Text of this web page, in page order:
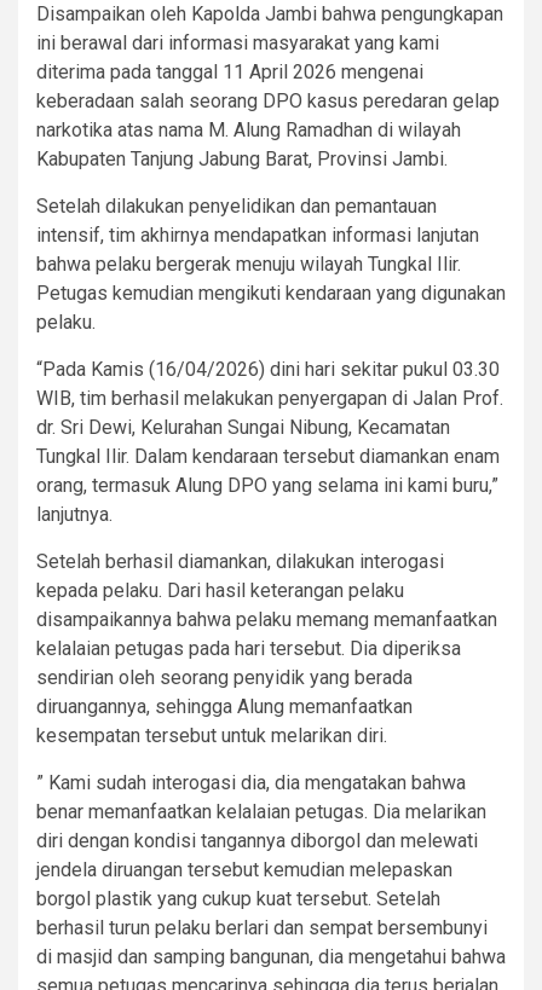
Disampaikan oleh Kapolda Jambi bahwa pengungkapan
ini berawal dari informasi masyarakat yang kami
diterima pada tanggal 11 April 2026 mengenai
keberadaan salah seorang DPO kasus peredaran gelap
narkotika atas nama M. Alung Ramadhan di wilayah
Kabupaten Tanjung Jabung Barat, Provinsi Jambi.
Setelah dilakukan penyelidikan dan pemantauan
intensif, tim akhirnya mendapatkan informasi lanjutan
bahwa pelaku bergerak menuju wilayah Tungkal Ilir.
Petugas kemudian mengikuti kendaraan yang digunakan
pelaku.
“Pada Kamis (16/04/2026) dini hari sekitar pukul 03.30
WIB, tim berhasil melakukan penyergapan di Jalan Prof.
dr. Sri Dewi, Kelurahan Sungai Nibung, Kecamatan
Tungkal Ilir. Dalam kendaraan tersebut diamankan enam
orang, termasuk Alung DPO yang selama ini kami buru,”
lanjutnya.
Setelah berhasil diamankan, dilakukan interogasi
kepada pelaku. Dari hasil keterangan pelaku
disampaikannya bahwa pelaku memang memanfaatkan
kelalaian petugas pada hari tersebut. Dia diperiksa
sendirian oleh seorang penyidik yang berada
diruangannya, sehingga Alung memanfaatkan
kesempatan tersebut untuk melarikan diri.
” Kami sudah interogasi dia, dia mengatakan bahwa
benar memanfaatkan kelalaian petugas. Dia melarikan
diri dengan kondisi tangannya diborgol dan melewati
jendela diruangan tersebut kemudian melepaskan
borgol plastik yang cukup kuat tersebut. Setelah
berhasil turun pelaku berlari dan sempat bersembunyi
di masjid dan samping bangunan, dia mengetahui bahwa